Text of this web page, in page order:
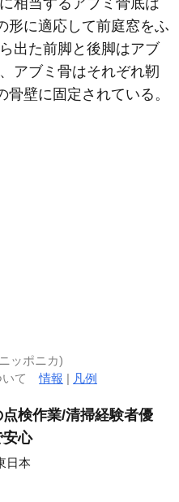
相当するアブミ骨底は
形に適応して前庭窓をふ
出た前脚と後脚はアブ
アブミ骨はそれぞれ靭
壁に固定されている。
ッポニカ)
いて情報 | 凡例
検作業/清掃経験者優
安心
日本